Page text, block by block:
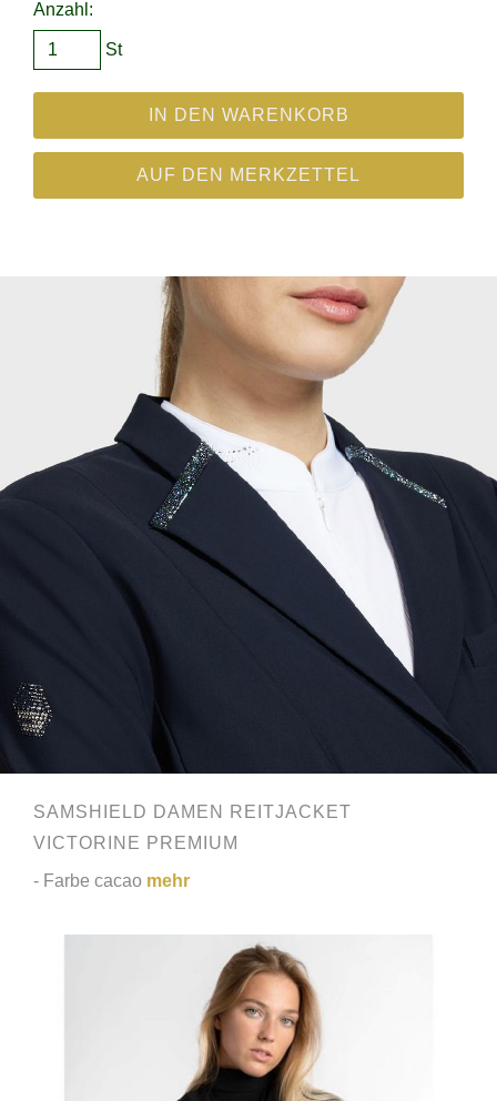
Anzahl:
St
IN DEN WARENKORB
AUF DEN MERKZETTEL
SAMSHIELD DAMEN REITJACKET
VICTORINE PREMIUM
- Farbe cacao mehr